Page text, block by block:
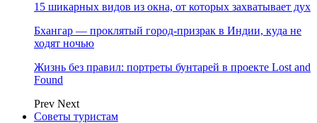
15 шикарных видов из окна, от которых захватывает дух
Бхангар — проклятый город-призрак в Индии, куда не
ходят ночью
Жизнь без правил: портреты бунтарей в проекте Lost and
Found
Prev Next
Советы туристам